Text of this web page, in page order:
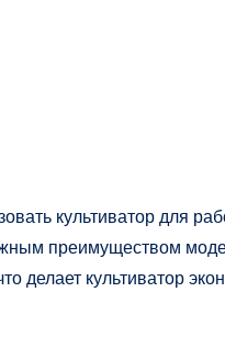
культиватор для
преимуществом
делает культиватор